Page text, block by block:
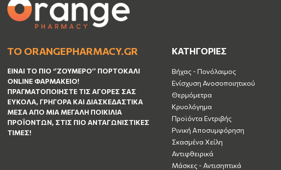
ΤΟ ORANGEPHARMACY.GR
ΕΊΝΑΙ ΤO ΠΙΟ ‘’ΖΟΥΜΕΡΌ’’ ΠΟΡΤΟΚΑΛΊ
ΟNLINE ΦΑΡΜΑΚΕΊΟ!
ΠΡΑΓΜΑΤΟΠΟΙΉΣΤΕ ΤΙΣ ΑΓΟΡΈΣ ΣΑΣ
ΕΎΚΟΛΑ, ΓΡΉΓΟΡΑ ΚΑΙ ΔΙΑΣΚΕΔΑΣΤΙΚΆ
ΜΈΣΑ ΑΠΌ ΜΙΑ ΜΕΓΆΛΗ ΠΟΙΚΙΛΊΑ
ΠΡΟΪΌΝΤΩΝ, ΣΤΙΣ ΠΙΟ ΑΝΤΑΓΩΝΙΣΤΙΚΈΣ
ΤΙΜΈΣ!
ΚΑΤΗΓΟΡΙΕΣ
Βήχας - Πονόλαιμος
Ενίσχυση Ανοσοποιητικού
Θερμόμετρα
Κρυολόγημα
Προϊόντα Εντριβής
Ρινική Αποσυμφόρηση
Σκασμένα Χείλη
Αντιφθειρικά
Μάσκες - Αντισηπτικά